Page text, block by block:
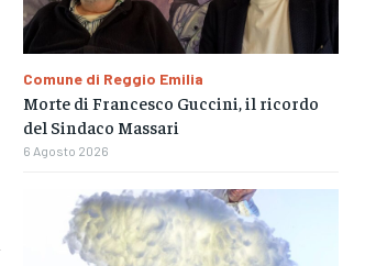
Comune di Reggio Emilia
Morte di Francesco Guccini, il ricordo
del Sindaco Massari
6 Agosto 2026